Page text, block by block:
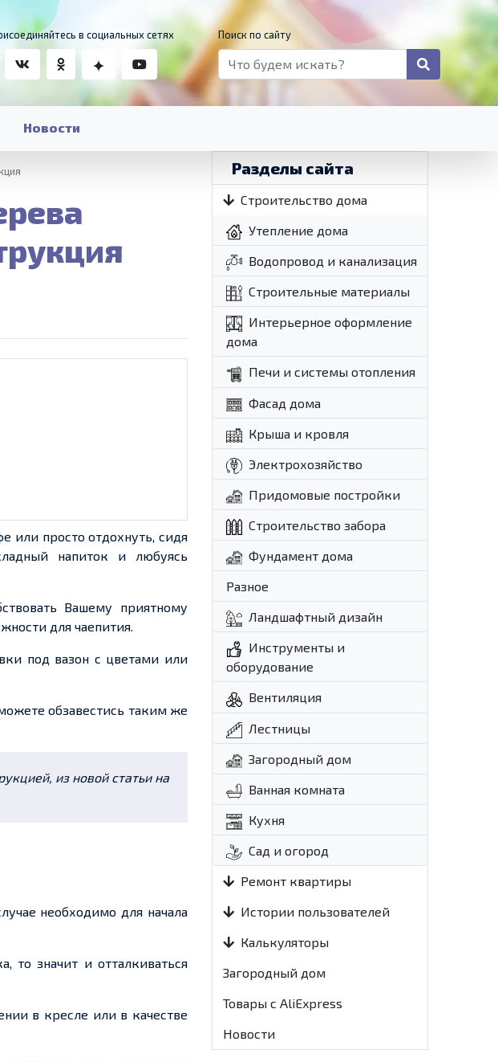
в социальных сетях Поиск по сайту
Новости
или просто отдохнуть, сидя
напиток и любуясь
Вашему приятному
для чаепития.
под вазон с цветами или
обзавестись таким же
из новой статьи на
необходимо для начала
то значит и отталкиваться
в кресле или в качестве
Разделы сайта
Строительство дома
Утепление дома
Водопровод и канализация
Строительные материалы
Интерьерное оформление
дома
Печи и системы отопления
Фасад дома
Крыша и кровля
Электрохозяйство
Придомовые постройки
Строительство забора
Фундамент дома
Разное
Ландшафтный дизайн
Инструменты и
оборудование
Вентиляция
Лестницы
Загородный дом
Ванная комната
Кухня
Сад и огород
Ремонт квартиры
Истории пользователей
Калькуляторы
Загородный дом
Товары с AliExpress
Новости